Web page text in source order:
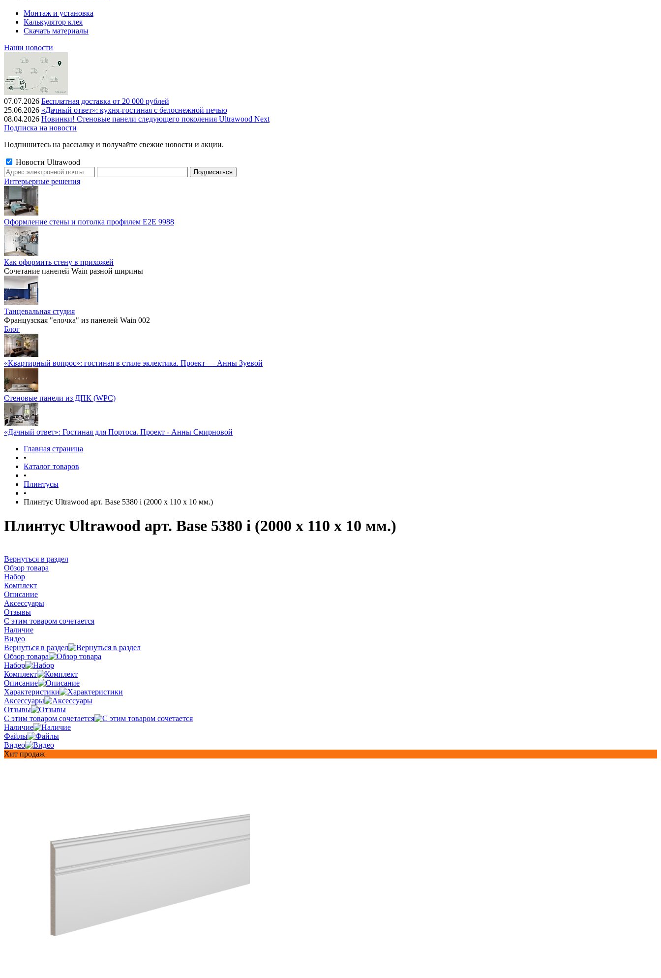
Монтаж и установка
Калькулятор клея
Скачать материалы
Наши новости
07.07.2026 Бесплатная доставка от 20 000 рублей
25.06.2026 «Дачный ответ»: кухня-гостиная с белоснежной печью
08.04.2026 Новинки! Стеновые панели следующего поколения Ultrawood Next
Подписка на новости
Подпишитесь на рассылку и получайте свежие новости и акции.
Новости Ultrawood
Интерьерные решения
Оформление стены и потолка профилем E2E 9988
Как оформить стену в прихожей
Сочетание панелей Wain разной ширины
Танцевальная студия
Французская "елочка" из панелей Wain 002
Блог
«Квартирный вопрос»: гостиная в стиле эклектика. Проект — Анны Зуевой
Стеновые панели из ДПК (WPC)
«Дачный ответ»: Гостиная для Портоса. Проект - Анны Смирновой
Главная страница
•
Каталог товаров
•
Плинтусы
•
Плинтус Ultrawood арт. Base 5380 i (2000 x 110 x 10 мм.)
Плинтус Ultrawood арт. Base 5380 i (2000 x 110 x 10 мм.)
Вернуться в раздел
Обзор товара
Набор
Комплект
Описание
Аксессуары
Отзывы
С этим товаром сочетается
Наличие
Видео
Вернуться в раздел
Обзор товара
Набор
Комплект
Описание
Характеристики
Аксессуары
Отзывы
С этим товаром сочетается
Наличие
Файлы
Видео
Хит продаж